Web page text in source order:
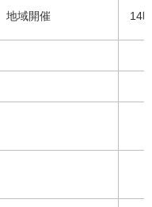
地域開催 14